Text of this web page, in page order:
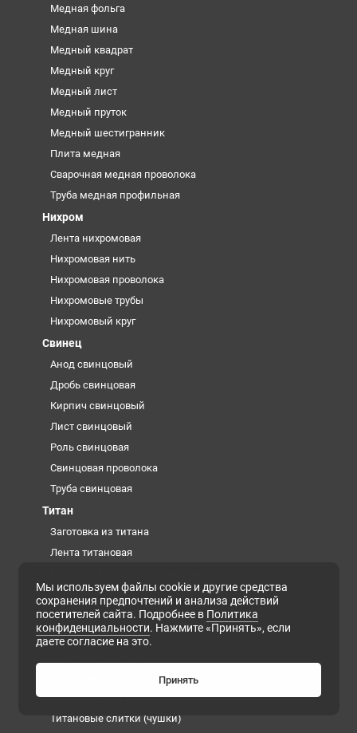
Медная фольга
Медная шина
Медный квадрат
Медный круг
Медный лист
Медный пруток
Медный шестигранник
Плита медная
Сварочная медная проволока
Труба медная профильная
Нихром
Лента нихромовая
Нихромовая нить
Нихромовая проволока
Нихромовые трубы
Нихромовый круг
Свинец
Анод свинцовый
Дробь свинцовая
Кирпич свинцовый
Лист свинцовый
Роль свинцовая
Свинцовая проволока
Труба свинцовая
Титан
Заготовка из титана
Лента титановая
Титановая губка
Титановая плита
Титановая поковка
Титановая фольга
Титановые слитки (чушки)
Мы используем файлы cookie и другие средства
сохранения предпочтений и анализа действий
посетителей сайта. Подробнее в Политика
конфиденциальности. Нажмите «Принять», если
даете согласие на это.
Принять